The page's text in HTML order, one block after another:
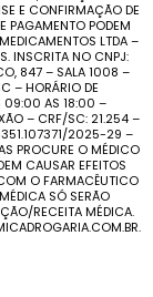
E CONFIRMAÇÃO DE
PAGAMENTO PODEM
LTDA –
INSCRITA NO CNPJ:
847 – SALA 1008 –
– HORÁRIO DE
09:00 AS 18:00 –
– CRF/SC: 21.254 –
2025-29 –
PROCURE O MÉDICO
CAUSAR EFEITOS
O FARMACÊUTICO
SÓ SERÃO
RECEITA MÉDICA.